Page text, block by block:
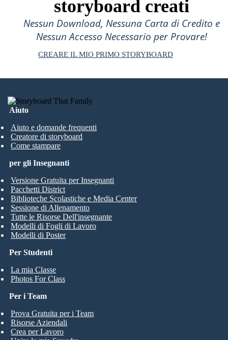
storyboard creati
Nessun Download, Nessuna Carta di Credito e
Nessun Accesso Necessario per Provare!
CREARE IL MIO PRIMO STORYBOARD
Aiuto
Aiuto e domande frequenti
Creatore di storyboard
Come stampare
Per Studenti
La mia Classe
Photos For Class
per gli Insegnanti
Versione Gratuita per Insegnanti
Pacchetti District
Biblioteche Scolastiche e Media Center
Sessione di Allenamento
Tutte le Risorse Dell'insegnante
Modelli di Fogli di Lavoro
Modelli di Poster
Per i Team
Prova Gratuita per i Team
Risorse Aziendali
Crea per Lavoro